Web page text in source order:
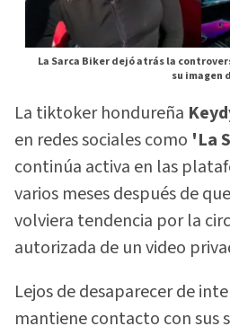
La Sarca Biker dejó atrás la
su imagen
La tiktoker hondureña
en redes sociales como 'La
continúa activa en las
varios meses después de
volviera tendencia por la
autorizada de un video
Lejos de desaparecer de
mantiene contacto con sus